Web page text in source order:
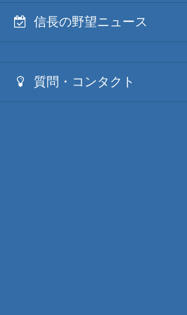
信長の野望ニュース
質問・コンタクト